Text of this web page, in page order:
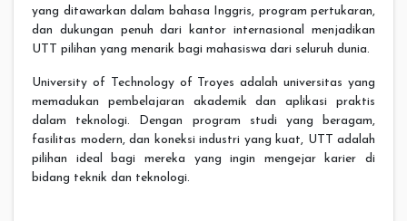
yang ditawarkan dalam bahasa Inggris, program pertukaran,
dan dukungan penuh dari kantor internasional menjadikan
UTT pilihan yang menarik bagi mahasiswa dari seluruh dunia.
University of Technology of Troyes adalah universitas yang
memadukan pembelajaran akademik dan aplikasi praktis
dalam teknologi. Dengan program studi yang beragam,
fasilitas modern, dan koneksi industri yang kuat, UTT adalah
pilihan ideal bagi mereka yang ingin mengejar karier di
bidang teknik dan teknologi.